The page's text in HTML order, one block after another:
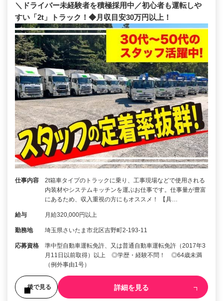
＼ドライバー未経験者を積極採用中／初心者も運転しや
すい「2t」トラック！◆月収目安30万円以上！
仕事内容
2t箱車タイプのトラックに乗り、工事現場などで使用される
内装材やシステムキッチンを運ぶお仕事です。仕事量が豊富
にあるため、収入重視の方にもオススメ！ 【具…
給与 月給320,000円以上
勤務地 埼玉県さいたま市北区吉野町2-193-11
応募資格
準中型自動車運転免許、又は普通自動車運転免許（2017年3
月11日以前取得）以上 ◎学歴・経験不問！ ◎64歳未満
（例外事由1号）
後で見る 詳細を見る